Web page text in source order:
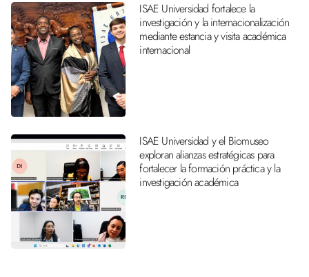
ISAE Universidad fortalece la
investigación y la internacionalización
mediante estancia y visita académica
internacional
ISAE Universidad y el Biomuseo
exploran alianzas estratégicas para
fortalecer la formación práctica y la
investigación académica